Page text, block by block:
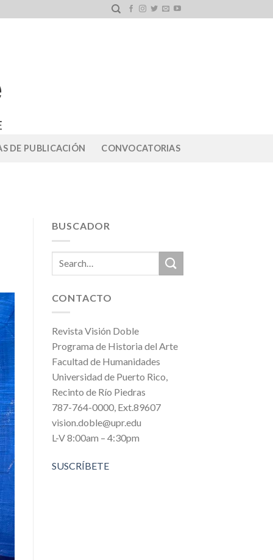
DE PUBLICACIÓN CONVOCATORIAS
BUSCADOR
CONTACTO
Revista Visión Doble
Programa de Historia del Arte
Facultad de Humanidades
Universidad de Puerto Rico,
Recinto de Río Piedras
787-764-0000, Ext.89607
vision.doble@upr.edu
L-V 8:00am – 4:30pm
SUSCRÍBETE